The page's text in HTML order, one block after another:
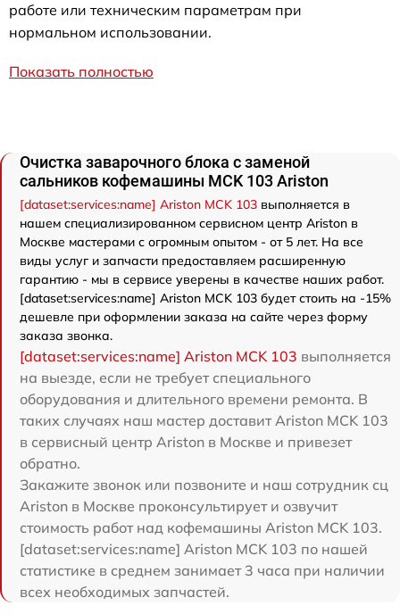
работе или техническим параметрам при
нормальном использовании.
Показать полностью
Очистка заварочного блока с заменой
сальников кофемашины MCK 103 Ariston
[dataset:services:name] Ariston MCK 103 выполняется в
нашем специализированном сервисном центр Ariston в
Москве мастерами с огромным опытом - от 5 лет. На все
виды услуг и запчасти предоставляем расширенную
гарантию - мы в сервисе уверены в качестве наших работ.
[dataset:services:name] Ariston MCK 103 будет стоить на -15%
дешевле при оформлении заказа на сайте через форму
заказа звонка.
[dataset:services:name] Ariston MCK 103 выполняется
на выезде, если не требует специального
оборудования и длительного времени ремонта. В
таких случаях наш мастер доставит Ariston MCK 103
в сервисный центр Ariston в Москве и привезет
обратно.
Закажите звонок или позвоните и наш сотрудник сц
Ariston в Москве проконсультирует и озвучит
стоимость работ над кофемашины Ariston MCK 103.
[dataset:services:name] Ariston MCK 103 по нашей
статистике в среднем занимает 3 часа при наличии
всех необходимых запчастей.